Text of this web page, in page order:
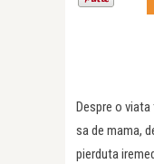
Despre o
sa de mama,
pierduta